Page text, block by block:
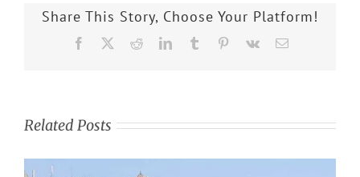
Share This Story, Choose Your Platform!
Facebook RedditLinkedInTumblr Pinterest
Vk Email
Related Posts